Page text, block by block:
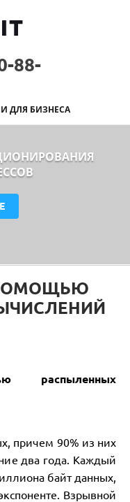
ДЛЯ БИЗНЕСА
88-
распыленных
причем 90% из них
два года. Каждый
байт данных,
Взрывной